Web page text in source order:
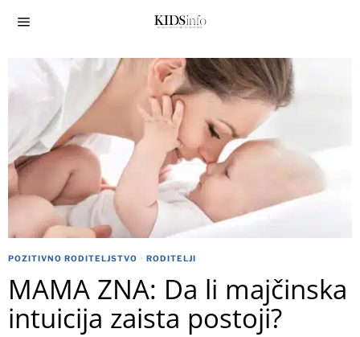
POZITIVNO RODITELJSTVO · RODITELJI
MAMA ZNA: Da li majčinska
intuicija zaista postoji?